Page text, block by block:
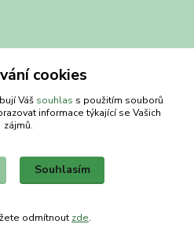
Eshop-rychle.cz
cookies
Váš souhlas s použitím souborů
informace týkající se Vašich
zájmů.
Souhlasím
odmítnout zde.